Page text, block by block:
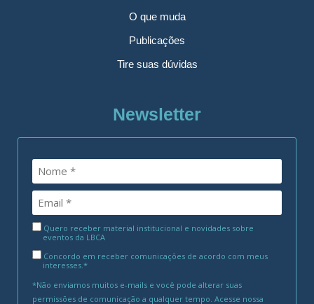
O que muda
Publicações
Tire suas dúvidas
Newsletter
Quero receber material institucional e novidades sobre
eventos da LBCA
Concordo em receber comunicações de acordo com meus
interesses.*
*Não enviamos muitos e-mails e você pode alterar suas
permissões de comunicação a qualquer tempo. Acesse nossa